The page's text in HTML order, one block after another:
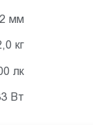
мм
кг
лк
Вт